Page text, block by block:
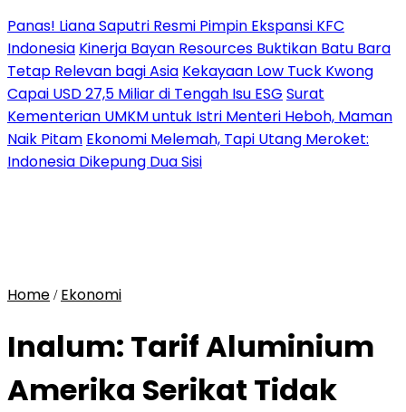
Panas! Liana Saputri Resmi Pimpin Ekspansi KFC
Indonesia Kinerja Bayan Resources Buktikan Batu Bara
Tetap Relevan bagi Asia Kekayaan Low Tuck Kwong
Capai USD 27,5 Miliar di Tengah Isu ESG Surat
Kementerian UMKM untuk Istri Menteri Heboh, Maman
Naik Pitam Ekonomi Melemah, Tapi Utang Meroket:
Indonesia Dikepung Dua Sisi
Home / Ekonomi
Inalum: Tarif Aluminium
Amerika Serikat Tidak